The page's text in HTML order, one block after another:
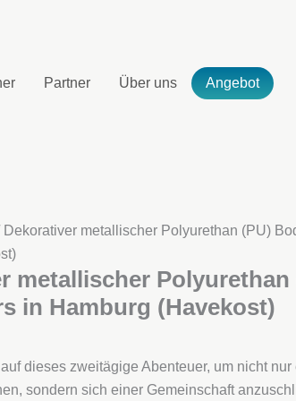
Partner Über uns Angebot
Dekorativer metallischer Polyurethan (PU)
metallischer Polyurethan
in Hamburg (Havekost)
dieses zweitägige Abenteuer, um nicht nur
sondern sich einer Gemeinschaft